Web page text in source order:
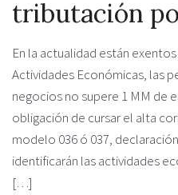
tributación
En la actualidad están
Actividades Económicas, las
negocios no supere 1 MM de
obligación de cursar el alta
modelo 036 ó 037,
identificarán las actividades
[…]